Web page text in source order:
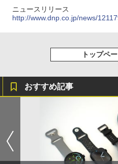
ニュースリリース
http://www.dnp.co.jp/news/
トップペ
おすすめ記事